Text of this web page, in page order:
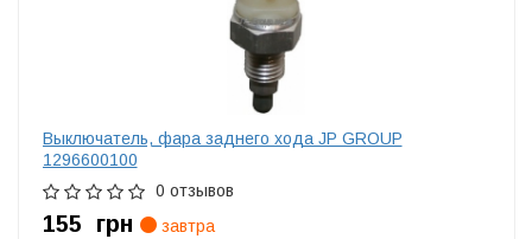
Выключатель, фара заднего хода JP GROUP
1296600100
0 отзывов
155 грн
завтра